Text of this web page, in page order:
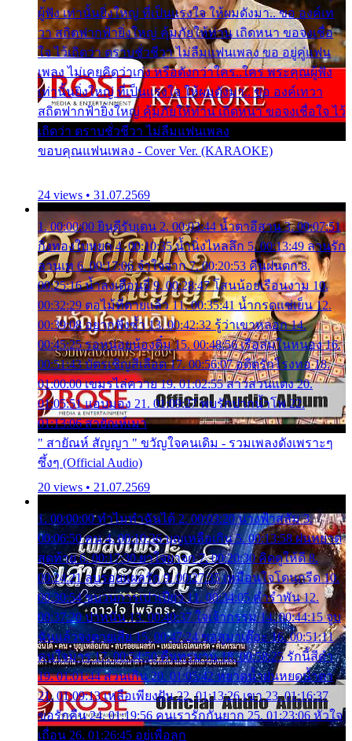
ผู้ฟัง เท่านั้นยิ่งใหญ่ ที่เป็นแรงใจ ให้ผมดังมา.. ขอ องค์เท
วา สถิตฟากฟ้ายิ่งใหญ่ คุ้มภัยให้ท่าน เถิดหนา ขอจงเชื่อ
ใจ ไว้เถิดว่า ตราบชั่วชีวา ไม่ลืมแฟนเพลง ขอ อยู่คู่แฟน
เพลง ไม่เคยคิดว่าเก่ง หรือดังกว่าใคร..ใคร พระคุณผู้ฟัง
เท่านั้นยิ่งใหญ่ ที่เป็นแรงใจ ให้ผมดังมา.. ขอ องค์เทวา
สถิตฟากฟ้ายิ่งใหญ่ คุ้มภัยให้ท่าน เถิดหนา ขอจงเชื่อใจ ไว้
เถิดว่า ตราบชั่วชีวา ไม่ลืมแฟนเพลง
ขอบคุณแฟนเพลง - Cover Ver. (KARAOKE)
24 views • 31.07.2569
1. 00:00:00 ยินดีรับเดน 2. 00:03:44 น้ำตาอีสาน 3. 00:07:51
กิ่งทองใบหยก 4. 00:10:35 น้ำนิ่งไหลลึก 5. 00:13:49 ลานรัก
ลานเท 6. 00:17:06 จำใจจาก 7. 00:20:53 คืนฝนตก 8.
00:25:16 น้ำลงเดือนยี่ 9. 00:28:47 โสนน้อยเรือนงาม 10.
00:32:29 ตอไม้ที่ตายแล้ว 11. 00:35:41 น้ำกรดแช่เย็น 12.
00:39:08 อยากฟังซ้ำ 13. 00:42:32 รู้ว่าเขาหลอก 14.
00:45:25 รอหน่อยน้องติ๋ม 15. 00:48:56 เรือล่มในหนอง 16.
00:51:43 บัตรเชิญสีเลือด 17. 00:56:07 อดีตรักโรงทอ 18.
01:00:00 เขมรไล่ควาย 19. 01:02:55 สาวสวนแตง 20.
01:05:51 แอบมอง 21. 01:09:27 พบรักปากน้ำโพ 22.
01:13:06 สายัณห์เมา
" สายัณห์ สัญญา " ขวัญใจคนเดิม - รวมเพลงดังเพราะๆ
ซึ้งๆ (Official Audio)
20 views • 21.07.2569
1. 00:00:00 ทำไมทำฉันได้ 2. 00:03:20 นางฟ้าสลัม 3.
00:06:50 คน 4. 00:10:36 บุญเหลือเกิน 5. 00:13:58 ฝนหยาด
สุดท้าย 6. 00:17:30 ยาใจยาจก 7. 00:20:30 คิดดูให้ดี 8.
00:24:21 ลบรอยแผลรัก 9. 00:27:35 เหมือนใจโดนกรีด 10.
00:30:54 ขบวนการเปาเปียว 11. 00:34:05 คำรำพัน 12.
00:37:20 ปาหนัน 13. 00:40:37 ใจเจ้ากรรม 14. 00:44:15 จูบ
ฉันแล้วจงตายเสีย 15. 00:47:24 ขอสูมาเต๊อะ 16. 00:51:11
คนใจมาร 17. 00:54:50 คืนทรมาน 18. 00:58:25 รักนี้สีดำ
19. 01:01:44 ส่วนเกิน 20. 01:05:42 หยาดน้ำฝนหยดน้ำตา
21. 01:09:13 เหลือเพียงฝัน 22. 01:13:26 เขา 23. 01:16:37
ขอรักคืน 24. 01:19:56 คนเรารักกันยาก 25. 01:23:06 หัวใจ
เถื่อน 26. 01:26:45 อยู่เพื่อลูก